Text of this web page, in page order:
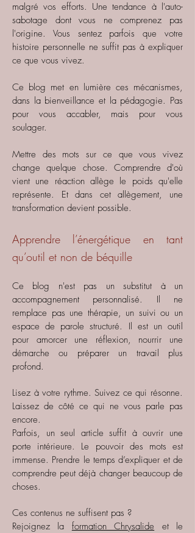
malgré vos efforts. Une tendance à l'auto-
sabotage dont vous ne comprenez pas
l'origine. Vous sentez parfois que votre
histoire personnelle ne suffit pas à expliquer
ce que vous vivez.
Ce blog met en lumière ces mécanismes,
dans la bienveillance et la pédagogie. Pas
pour vous accabler, mais pour vous
soulager.
Mettre des mots sur ce que vous vivez
change quelque chose. Comprendre d'où
vient une réaction allège le poids qu'elle
représente. Et dans cet allègement, une
transformation devient possible.
Apprendre l’énergétique en tant
qu’outil et non de béquille
Ce blog n'est pas un substitut à un
accompagnement personnalisé. Il ne
remplace pas une thérapie, un suivi ou un
espace de parole structuré. Il est un outil
pour amorcer une réflexion, nourrir une
démarche ou préparer un travail plus
profond.
Lisez à votre rythme. Suivez ce qui résonne.
Laissez de côté ce qui ne vous parle pas
encore.
Parfois, un seul article suffit à ouvrir une
porte intérieure. Le pouvoir des mots est
immense. Prendre le temps d’expliquer et de
comprendre peut déjà changer beaucoup de
choses.
Ces contenus ne suffisent pas ?
Rejoignez la formation Chrysalide et le